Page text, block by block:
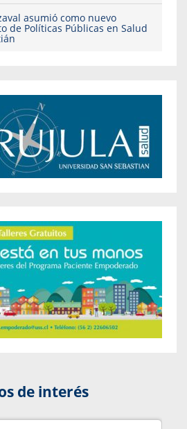
asumió como nuevo
de Políticas Públicas en Salud
de interés